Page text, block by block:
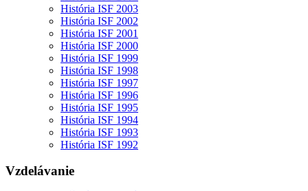
História ISF 2003
História ISF 2002
História ISF 2001
História ISF 2000
História ISF 1999
História ISF 1998
História ISF 1997
História ISF 1996
História ISF 1995
História ISF 1994
História ISF 1993
História ISF 1992
Vzdelávanie